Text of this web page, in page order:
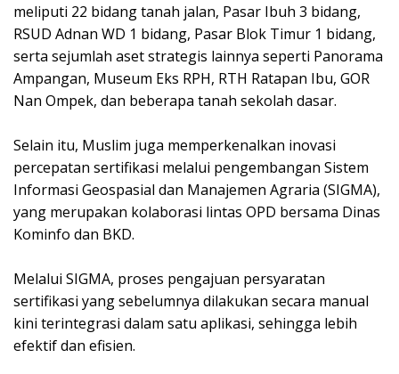
meliputi 22 bidang tanah jalan, Pasar Ibuh 3 bidang,
RSUD Adnan WD 1 bidang, Pasar Blok Timur 1 bidang,
serta sejumlah aset strategis lainnya seperti Panorama
Ampangan, Museum Eks RPH, RTH Ratapan Ibu, GOR
Nan Ompek, dan beberapa tanah sekolah dasar.
‎Selain itu, Muslim juga memperkenalkan inovasi
percepatan sertifikasi melalui pengembangan Sistem
Informasi Geospasial dan Manajemen Agraria (SIGMA),
yang merupakan kolaborasi lintas OPD bersama Dinas
Kominfo dan BKD.
‎Melalui SIGMA, proses pengajuan persyaratan
sertifikasi yang sebelumnya dilakukan secara manual
kini terintegrasi dalam satu aplikasi, sehingga lebih
efektif dan efisien.